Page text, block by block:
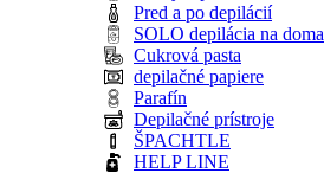
Pred a po depilácií
SOLO depilácia na doma
Cukrová pasta
depilačné papiere
Parafín
Depilačné prístroje
ŠPACHTLE
HELP LINE